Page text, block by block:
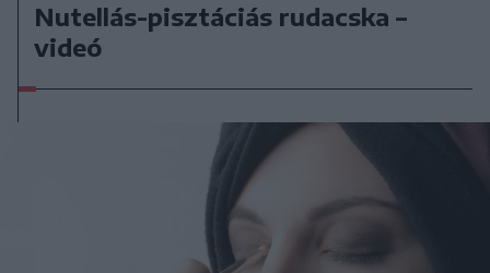
Nutellás-pisztáciás rudacska –
videó